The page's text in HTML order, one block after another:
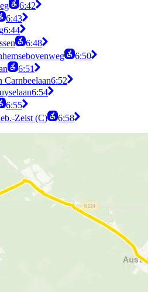
6:42
6:43
6:44
6:48
6:50
6:51
6:52
6:54
6:55
Zeist (C)
6:58